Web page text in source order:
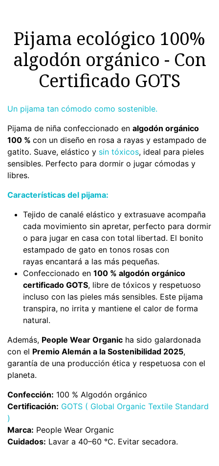
Pijama ecológico 100%
algodón orgánico - Con
Certificado GOTS
Un pijama tan cómodo como sostenible.
Pijama de niña confeccionado en algodón orgánico
100 % con un diseño en rosa a rayas y estampado de
gatito. Suave, elástico y sin tóxicos, ideal para pieles
sensibles. Perfecto para dormir o jugar cómodas y
libres.
Características del pijama:
Tejido de canalé elástico y extrasuave acompaña
cada movimiento sin apretar, perfecto para dormir
o para jugar en casa con total libertad. El bonito
estampado de gato en tonos rosas con
rayas encantará a las más pequeñas.
Confeccionado en 100 % algodón orgánico
certificado GOTS, libre de tóxicos y respetuoso
incluso con las pieles más sensibles. Este pijama
transpira, no irrita y mantiene el calor de forma
natural.
Además, People Wear Organic ha sido galardonada
con el Premio Alemán a la Sostenibilidad 2025,
garantía de una producción ética y respetuosa con el
planeta.
Confección: 100 % Algodón orgánico
Certificación: GOTS ( Global Organic Textile Standard
)
Marca: People Wear Organic
Cuidados: Lavar a 40–60 °C. Evitar secadora.